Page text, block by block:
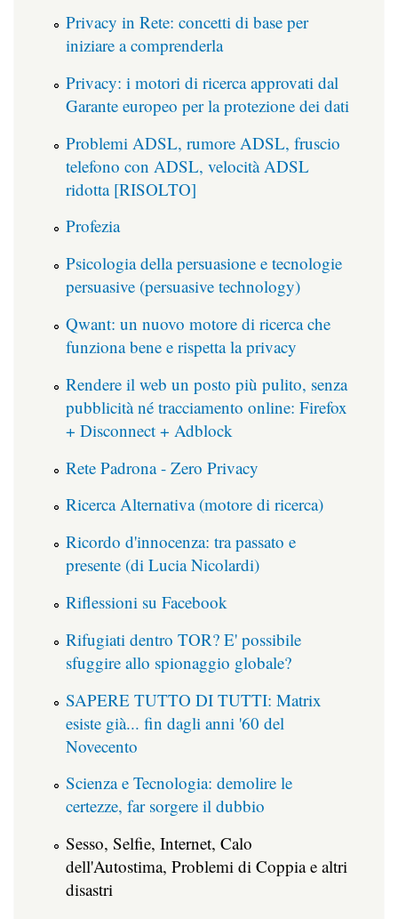
Privacy in Rete: concetti di base per
iniziare a comprenderla
Privacy: i motori di ricerca approvati dal
Garante europeo per la protezione dei dati
Problemi ADSL, rumore ADSL, fruscio
telefono con ADSL, velocità ADSL
ridotta [RISOLTO]
Profezia
Psicologia della persuasione e tecnologie
persuasive (persuasive technology)
Qwant: un nuovo motore di ricerca che
funziona bene e rispetta la privacy
Rendere il web un posto più pulito, senza
pubblicità né tracciamento online: Firefox
+ Disconnect + Adblock
Rete Padrona - Zero Privacy
Ricerca Alternativa (motore di ricerca)
Ricordo d'innocenza: tra passato e
presente (di Lucia Nicolardi)
Riflessioni su Facebook
Rifugiati dentro TOR? E' possibile
sfuggire allo spionaggio globale?
SAPERE TUTTO DI TUTTI: Matrix
esiste già... fin dagli anni '60 del
Novecento
Scienza e Tecnologia: demolire le
certezze, far sorgere il dubbio
Sesso, Selfie, Internet, Calo
dell'Autostima, Problemi di Coppia e altri
disastri